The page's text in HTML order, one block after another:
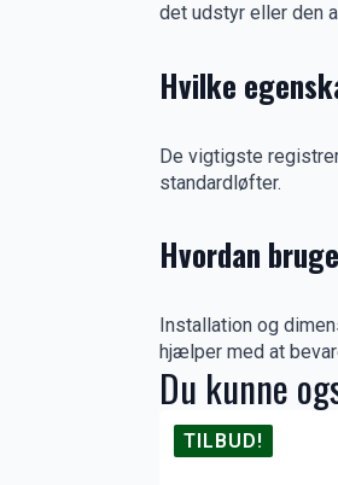
det udstyr eller den
Hvilke
De vigtigste
standardløfter.
Hvordan
Installation og
hjælper med at
Du kunne
TILBUD!